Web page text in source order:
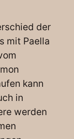
der
mit Paella
kann
in
werden